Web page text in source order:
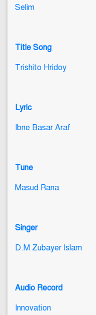
Selim
Title Song
Trishito Hridoy
Lyric
Ibne Basar Araf
Tune
Masud Rana
Singer
D.M Zubayer Islam
Audio Record
Innovation